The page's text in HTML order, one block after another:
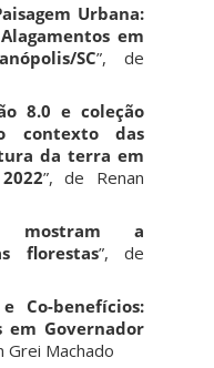
Urbana:
em
SC”, de
8.0 e coleção
contexto das
da terra em
”, de Renan
mostram a
florestas”, de
Co-benefícios:
em Governador
Grei Machado